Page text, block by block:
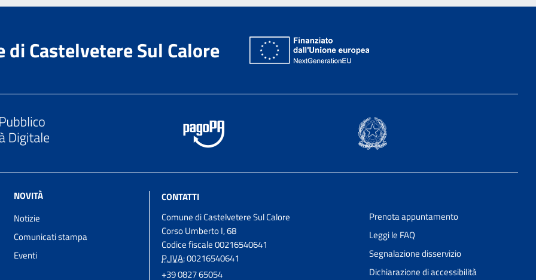
di Castelvetere Sul Calore
NOVITÀ
Notizie
Comunicati stampa
Eventi
CONTATTI
Comune di Castelvetere Sul Calore
Corso Umberto I, 68
Codice fiscale 00216540641
P. IVA:00216540641
+39 0827 65054
Prenota appuntamento
Leggi le FAQ
Segnalazione disservizio
Dichiarazione di accessibilità